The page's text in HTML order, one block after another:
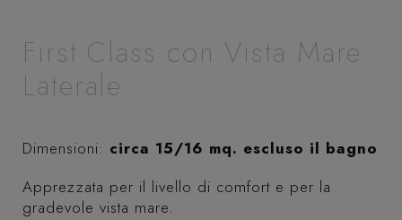
First Class con Vista Mare
Laterale
Dimensioni: circa 15/16 mq. escluso il bagno
Apprezzata per il livello di comfort e per la
gradevole vista mare.